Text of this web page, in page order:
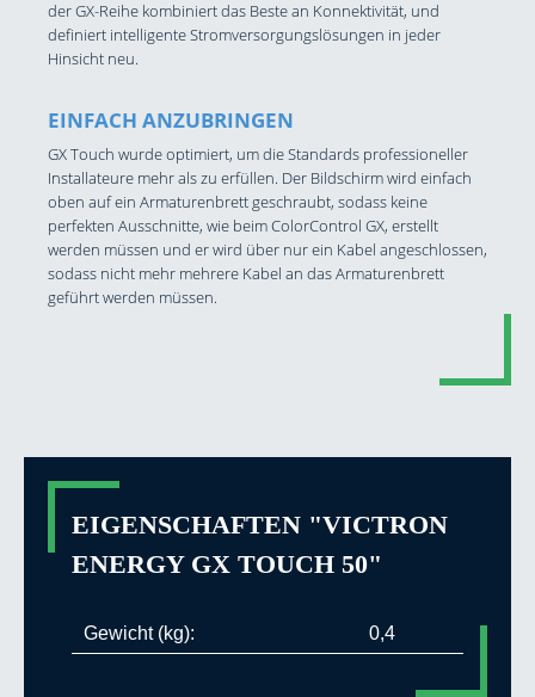
der GX-Reihe kombiniert das Beste an Konnektivität, und
definiert intelligente Stromversorgungslösungen in jeder
Hinsicht neu.
EINFACH ANZUBRINGEN
GX Touch wurde optimiert, um die Standards professioneller
Installateure mehr als zu erfüllen. Der Bildschirm wird einfach
oben auf ein Armaturenbrett geschraubt, sodass keine
perfekten Ausschnitte, wie beim ColorControl GX, erstellt
werden müssen und er wird über nur ein Kabel angeschlossen,
sodass nicht mehr mehrere Kabel an das Armaturenbrett
geführt werden müssen.
EIGENSCHAFTEN "VICTRON
ENERGY GX TOUCH 50"
Gewicht (kg): 0,4